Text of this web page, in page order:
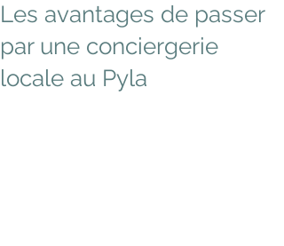
Les avantages de passer
par une conciergerie
locale au Pyla